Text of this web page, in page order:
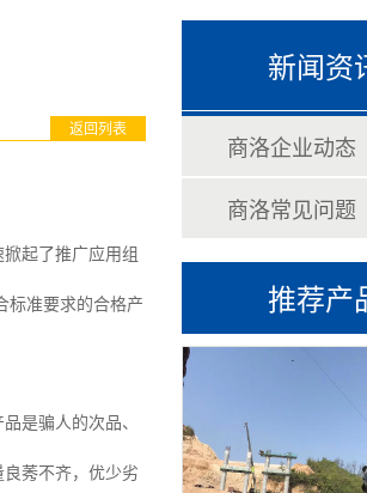
返回列表
起了推广应用组
标准要求的合格产
是骗人的次品、
莠不齐，优少劣
新闻资
商洛企业动态
商洛常见问题
推荐产